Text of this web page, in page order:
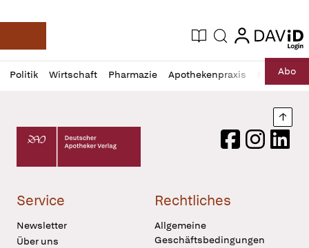
Deutsche Apotheker Zeitung
Aktuelle Ausgabe
Suche login
login
Politik Wirtschaft Pharmazie Apothekenpraxis RechtAbo
Profil
öffnen
Daz
Pur
Deutscher Apotheker Verlag Logo
FacebookInstagram
Service
Newsletter
Über uns
Rechtliches
Allgemeine
Geschäftsbedingungen